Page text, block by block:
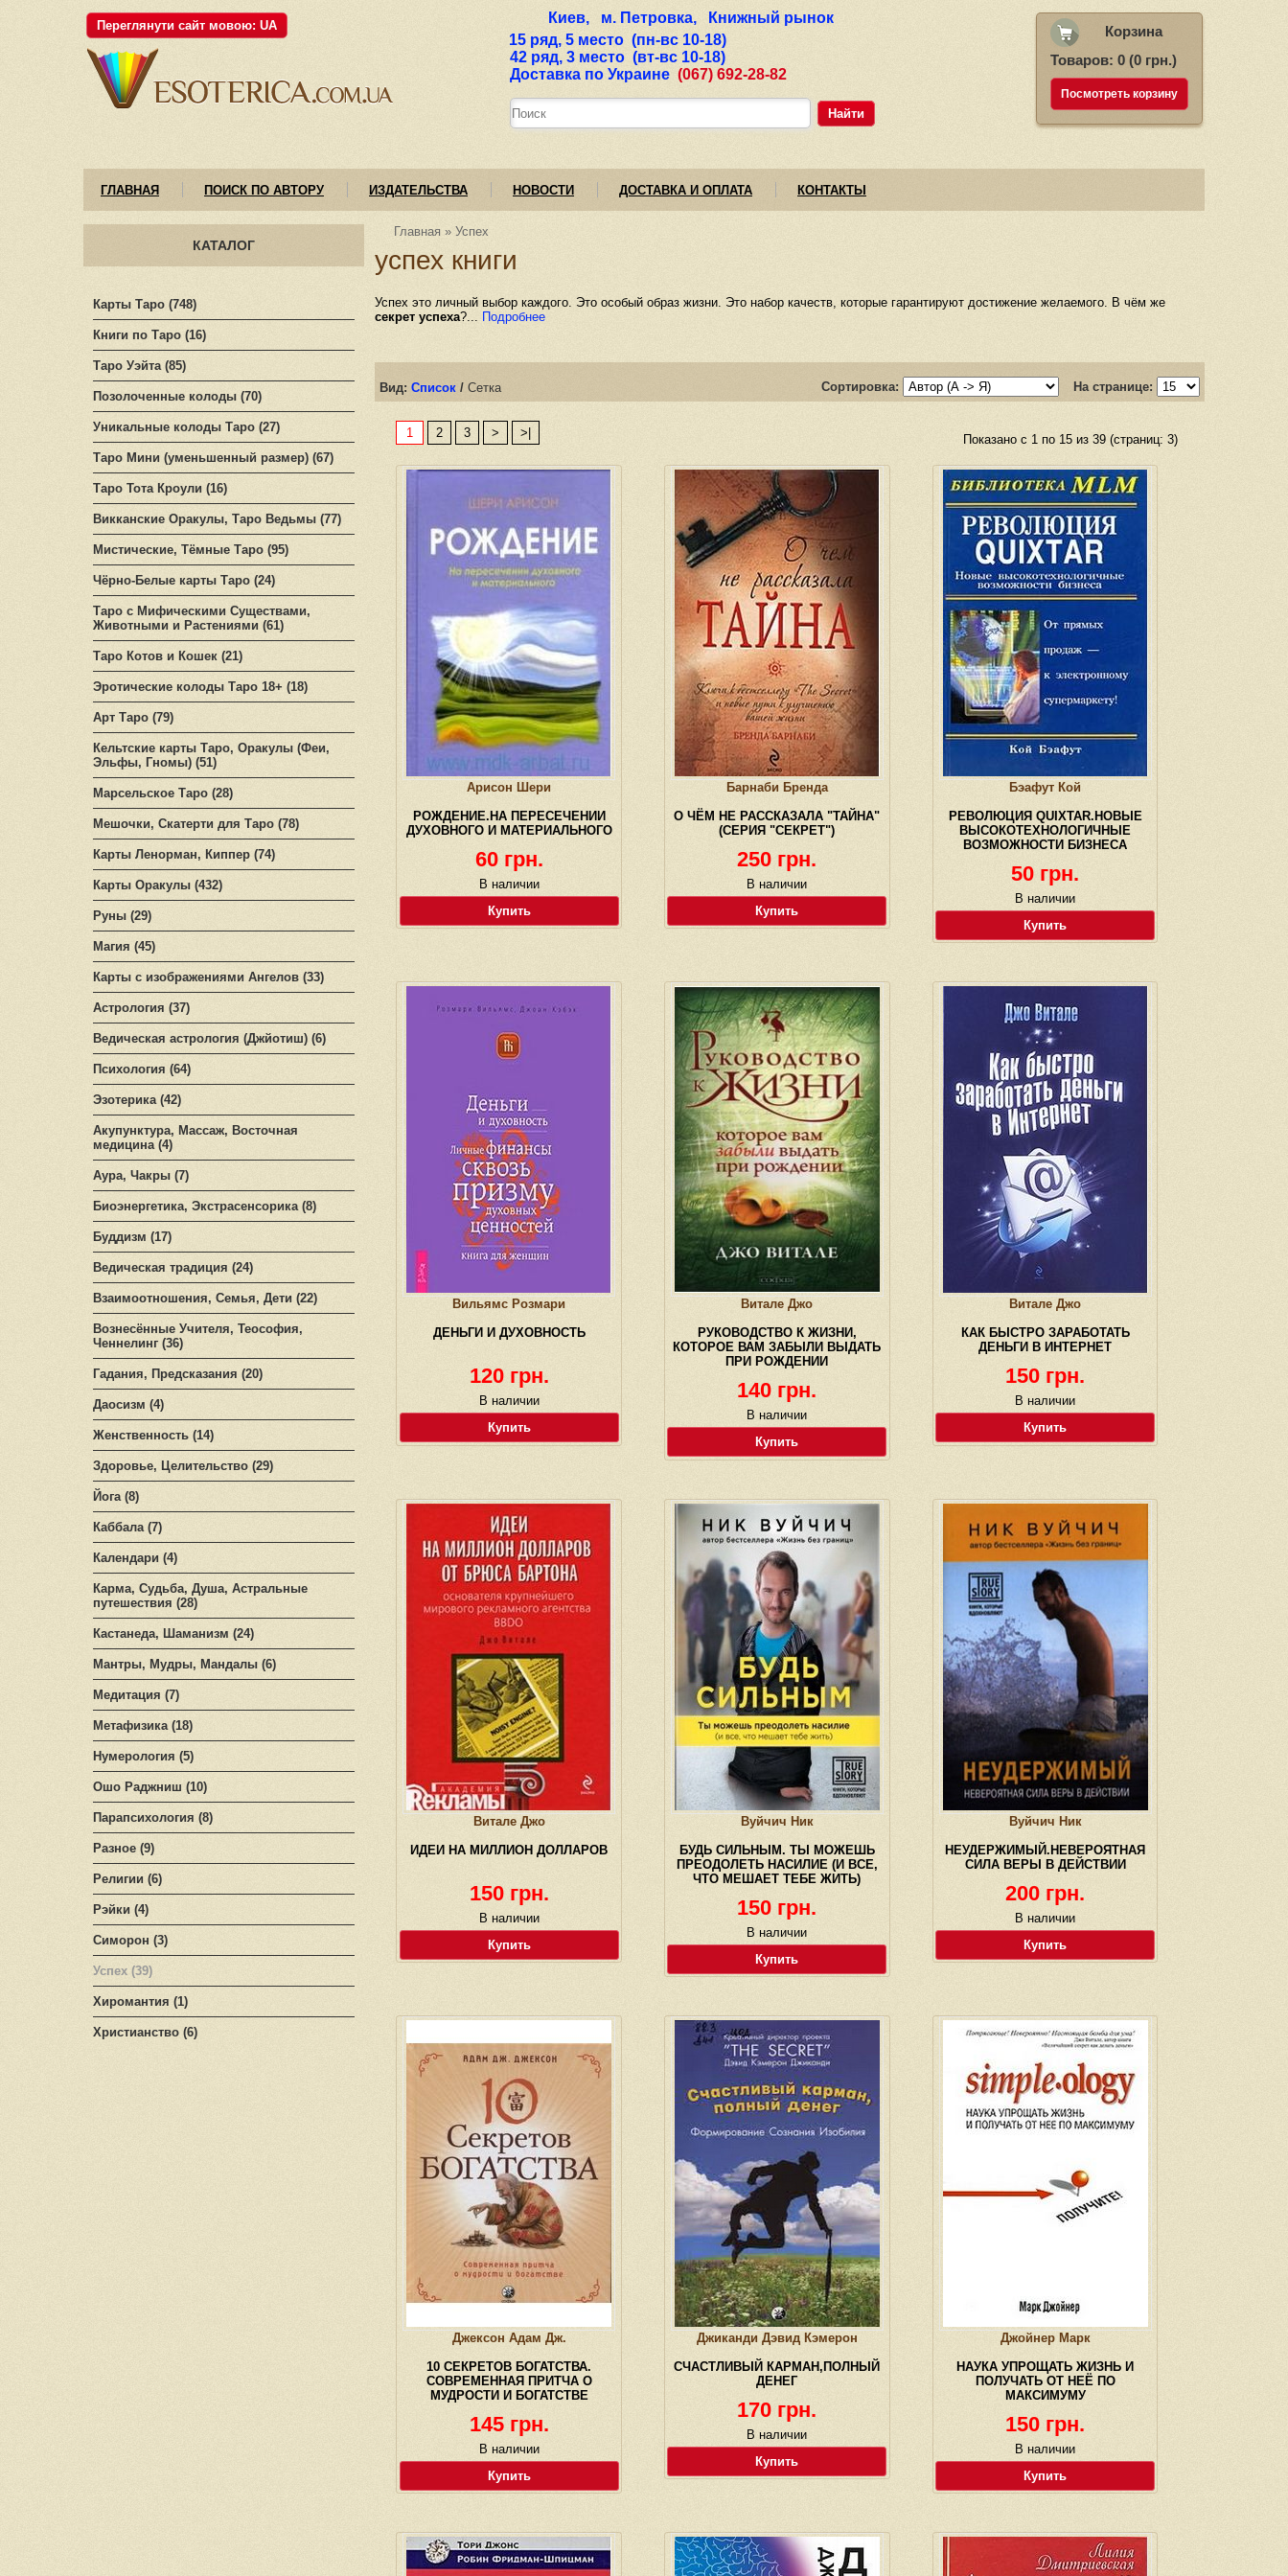
Переглянути сайт мовою: UA
Киев, м. Петровка, Книжный рынок
15 ряд, 5 место (пн-вс 10-18)
42 ряд, 3 место (вт-вс 10-18)
Доставка по Украине(067) 692-28-82
Найти
Корзина
Товаров: 0 (0 грн.)
Посмотреть корзину
ГЛАВНАЯ ПОИСК ПО АВТОРУ ИЗДАТЕЛЬСТВА НОВОСТИ ДОСТАВКА И ОПЛАТА КОНТАКТЫ
КАТАЛОГ
Карты Таро (748)
Книги по Таро (16)
Таро Уэйта (85)
Позолоченные колоды (70)
Уникальные колоды Таро (27)
Таро Мини (уменьшенный размер) (67)
Таро Тота Кроули (16)
Викканские Оракулы, Таро Ведьмы (77)
Мистические, Тёмные Таро (95)
Чёрно-Белые карты Таро (24)
Таро с Мифическими Существами,
Животными и Растениями (61)
Таро Котов и Кошек (21)
Эротические колоды Таро 18+ (18)
Арт Таро (79)
Кельтские карты Таро, Оракулы (Феи,
Эльфы, Гномы) (51)
Марсельское Таро (28)
Мешочки, Скатерти для Таро (78)
Карты Ленорман, Киппер (74)
Карты Оракулы (432)
Руны (29)
Магия (45)
Карты с изображениями Ангелов (33)
Астрология (37)
Ведическая астрология (Джйотиш) (6)
Психология (64)
Эзотерика (42)
Акупунктура, Массаж, Восточная
медицина (4)
Аура, Чакры (7)
Биоэнергетика, Экстрасенсорика (8)
Буддизм (17)
Ведическая традиция (24)
Взаимоотношения, Семья, Дети (22)
Вознесённые Учителя, Теософия,
Ченнелинг (36)
Гадания, Предсказания (20)
Даосизм (4)
Женственность (14)
Здоровье, Целительство (29)
Йога (8)
Каббала (7)
Календари (4)
Карма, Судьба, Душа, Астральные
путешествия (28)
Кастанеда, Шаманизм (24)
Мантры, Мудры, Мандалы (6)
Медитация (7)
Метафизика (18)
Нумерология (5)
Ошо Раджниш (10)
Парапсихология (8)
Разное (9)
Религии (6)
Рэйки (4)
Симорон (3)
Успех (39)
Хиромантия (1)
Христианство (6)
Главная »Успех
успех книги
Успех это личный выбор каждого. Это особый образ жизни. Это набор качеств, которые гарантируют достижение желаемого. В чём же
секрет успеха?... Подробнее
Вид: Список / Сетка На странице:
Сортировка:
1 2 3 > >| Показано с 1 по 15 из 39 (страниц: 3)
Арисон Шери
РОЖДЕНИЕ.НА ПЕРЕСЕЧЕНИИ
ДУХОВНОГО И МАТЕРИАЛЬНОГО
60 грн.
В наличии
Купить
Барнаби Бренда
О ЧЁМ НЕ РАССКАЗАЛА "ТАЙНА"
(СЕРИЯ "СЕКРЕТ")
250 грн.
В наличии
Купить
Бэафут Кой
РЕВОЛЮЦИЯ QUIXTAR.НОВЫЕ
ВЫСОКОТЕХНОЛОГИЧНЫЕ
ВОЗМОЖНОСТИ БИЗНЕСА
50 грн.
В наличии
Купить
Вильямс Розмари
ДЕНЬГИ И ДУХОВНОСТЬ
120 грн.
В наличии
Купить
Витале Джо
РУКОВОДСТВО К ЖИЗНИ,
КОТОРОЕ ВАМ ЗАБЫЛИ ВЫДАТЬ
ПРИ РОЖДЕНИИ
140 грн.
В наличии
Купить
Витале Джо
КАК БЫСТРО ЗАРАБОТАТЬ
ДЕНЬГИ В ИНТЕРНЕТ
150 грн.
В наличии
Купить
Витале Джо
ИДЕИ НА МИЛЛИОН ДОЛЛАРОВ
150 грн.
В наличии
Купить
Вуйчич Ник
БУДЬ СИЛЬНЫМ. ТЫ МОЖЕШЬ
ПРЕОДОЛЕТЬ НАСИЛИЕ (И ВСЕ,
ЧТО МЕШАЕТ ТЕБЕ ЖИТЬ)
150 грн.
В наличии
Купить
Вуйчич Ник
НЕУДЕРЖИМЫЙ.НЕВЕРОЯТНАЯ
СИЛА ВЕРЫ В ДЕЙСТВИИ
200 грн.
В наличии
Купить
Джексон Адам Дж.
10 СЕКРЕТОВ БОГАТСТВА.
СОВРЕМЕННАЯ ПРИТЧА О
МУДРОСТИ И БОГАТСТВЕ
145 грн.
В наличии
Купить
Джиканди Дэвид Кэмерон
СЧАСТЛИВЫЙ КАРМАН,ПОЛНЫЙ
ДЕНЕГ
170 грн.
В наличии
Купить
Джойнер Марк
НАУКА УПРОЩАТЬ ЖИЗНЬ И
ПОЛУЧАТЬ ОТ НЕЁ ПО
МАКСИМУМУ
150 грн.
В наличии
Купить